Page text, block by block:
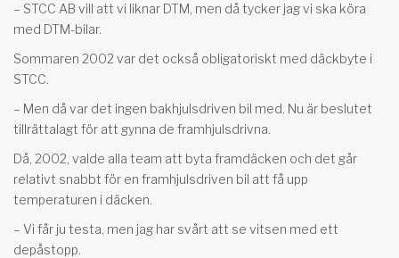
– STCC AB vill att vi liknar DTM, men då tycker jag vi ska köra
med DTM-bilar.
Sommaren 2002 var det också obligatoriskt med däckbyte i
STCC.
– Men då var det ingen bakhjulsdriven bil med. Nu är beslutet
tillrättalagt för att gynna de framhjulsdrivna.
Då, 2002, valde alla team att byta framdäcken och det går
relativt snabbt för en framhjulsdriven bil att få upp
temperaturen i däcken.
– Vi får ju testa, men jag har svårt att se vitsen med ett
depåstopp.